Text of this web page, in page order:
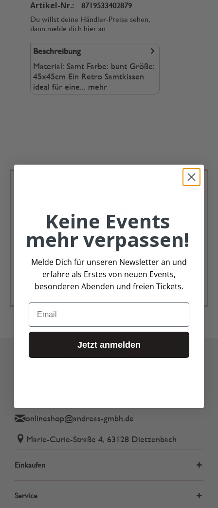
Artikel-Nr.:
8719533402879
Du willst deine Händler-Preise sehen,
dann melde dich hier an
Beschreibung
Material: Samt Farbe: bunt Größe:
45x45cm Ein Retro Samtkissen
ideal für eine... mehr
Deko Andreas Newsletter
Immer schön, immer aktuell.
Trag Dich für unseren Newsletter ein &
Zur Newsletter Anmeldung
onlineshop@andreas-gmbh.de
Marie-Curie-Straße 4, 63128 Dietzenbach
Einkaufen
Service
Keine Events
mehr verpassen!
Melde Dich für unseren Newsletter an und
erfahre als Erstes von neuen Events,
besonderen Abenden und freien Tickets.
Email
Jetzt anmelden